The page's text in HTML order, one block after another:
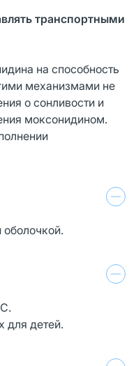
транспортными
на способность
механизмами не
о сонливости и
моксонидином.
для детей.